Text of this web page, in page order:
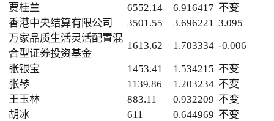
贾桂兰
6552.14 6.916417 不变
香港中央结算有限公司
3501.55 3.696221 3.095
万家品质生活灵活配置混
合型证券投资基金
1613.62 1.703334 -0.006
张银宝
1453.41 1.534215 不变
张琴
1139.86 1.203234 不变
王玉林
883.11 0.932209 不变
胡冰
611 0.644969 不变